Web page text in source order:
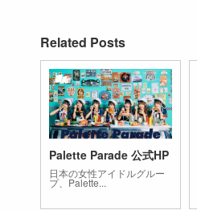
Related Posts
Palette Parade 公式HP
日本の女性アイドルグルー
プ、Palette...